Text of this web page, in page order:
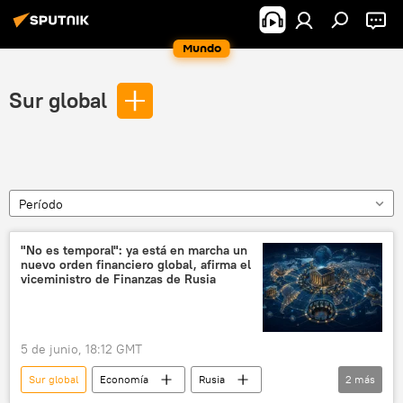
Mundo
Sur global
Período
"No es temporal": ya está en marcha un
nuevo orden financiero global, afirma el
viceministro de Finanzas de Rusia
5 de junio, 18:12 GMT
Sur global Economía
Rusia
2 más